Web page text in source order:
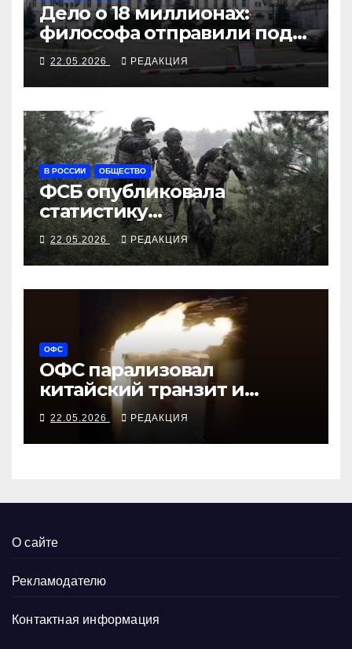
Дело о 18 миллионах:
философа отправили под
арест за переводы
Аристотеля
22.05.2026 РЕДАКЦИЯ
В РОССИИ ОБЩЕСТВО
ФСБ опубликовала
статистику
предотвращений
22.05.2026 РЕДАКЦИЯ
ОФС
ОФС парализовал
китайский транзит и
вертолётный завод
22.05.2026 РЕДАКЦИЯ
О сайте
Рекламодателю
Контактная информация